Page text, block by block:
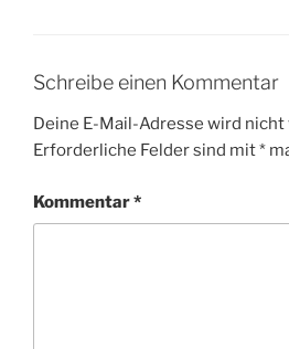
Schreibe einen Kommentar
Deine E-Mail-Adresse wird
Erforderliche Felder sind mit*
Kommentar*